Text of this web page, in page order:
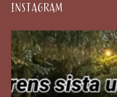
INSTAGRAM